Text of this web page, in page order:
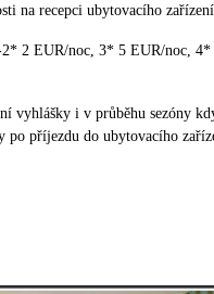
na recepci ubytovacího
2 EUR/noc, 3* 5 EUR/noc,
vyhlášky i v průběhu sezóny
po příjezdu do ubytovacího